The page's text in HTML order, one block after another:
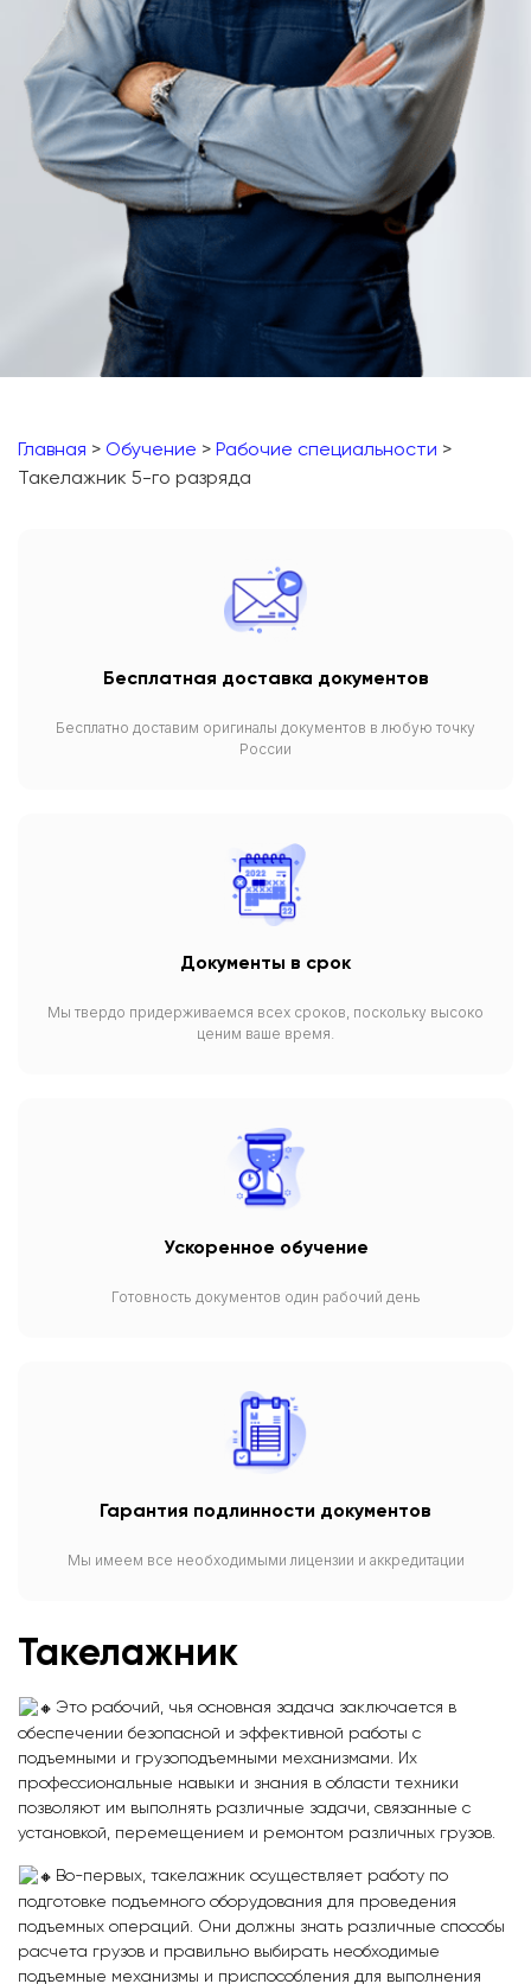
Главная > Обучение > Рабочие специальности >
Такелажник 5-го разряда
Бесплатная доставка документов
Бесплатно доставим оригиналы документов в любую точку
России
Документы в срок
Мы твердо придерживаемся всех сроков, поскольку высоко
ценим ваше время.
Ускоренное обучение
Готовность документов один рабочий день
Гарантия подлинности документов
Мы имеем все необходимыми лицензии и аккредитации
Такелажник
Это рабочий, чья основная задача заключается в
обеспечении безопасной и эффективной работы с
подъемными и грузоподъемными механизмами. Их
профессиональные навыки и знания в области техники
позволяют им выполнять различные задачи, связанные с
установкой, перемещением и ремонтом различных грузов.
Во-первых, такелажник осуществляет работу по
подготовке подъемного оборудования для проведения
подъемных операций. Они должны знать различные способы
расчета грузов и правильно выбирать необходимые
подъемные механизмы и приспособления для выполнения